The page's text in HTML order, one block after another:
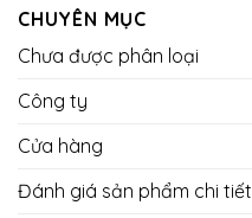
CHUYÊN MỤC
Chưa được phân loại
Công ty
Cửa hàng
Đánh giá sản phẩm chi tiết